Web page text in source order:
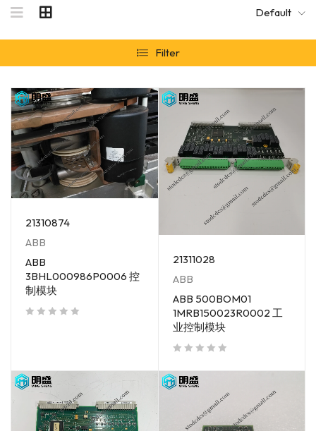
Default
Filter
21310874
ABB
ABB
3BHL000986P0006 控
制模块
21311028
ABB
ABB 500BOM01
1MRB150023R0002 工
业控制模块